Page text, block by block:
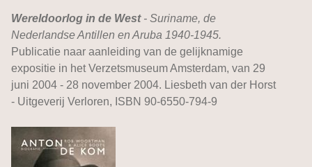
Wereldoorlog in de West- Suriname, de
Nederlandse Antillen en Aruba 1940-1945.
Publicatie naar aanleiding van de gelijknamige
expositie in het Verzetsmuseum Amsterdam, van 29
juni 2004 - 28 november 2004. Liesbeth van der Horst
- Uitgeverij Verloren, ISBN 90-6550-794-9